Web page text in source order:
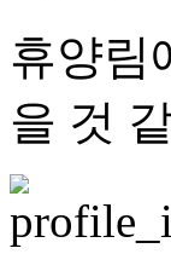
휴양림
을 것